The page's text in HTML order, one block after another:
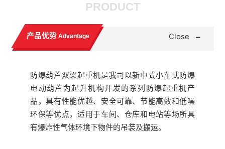
PRODUCT
产品优势 Advantage Close -
防爆葫芦双梁起重机是我司以新中式小车式防爆
电动葫芦为起升机构开发的系列防爆起重机产
品，具有性能优越、安全可靠、节能高效和低噪
环保等优点，适用于车间、仓库和电站等场所具
有爆炸性气体环境下物件的吊装及搬运。